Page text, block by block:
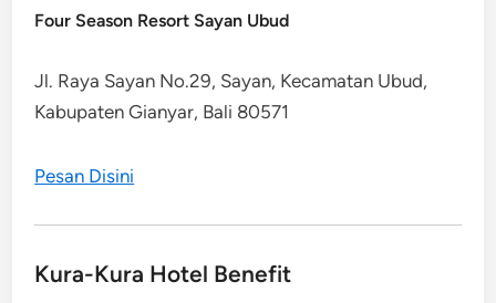
Four Season Resort Sayan Ubud
Jl. Raya Sayan No.29, Sayan, Kecamatan Ubud,
Kabupaten Gianyar, Bali 80571
Pesan Disini
Kura-Kura Hotel Benefit